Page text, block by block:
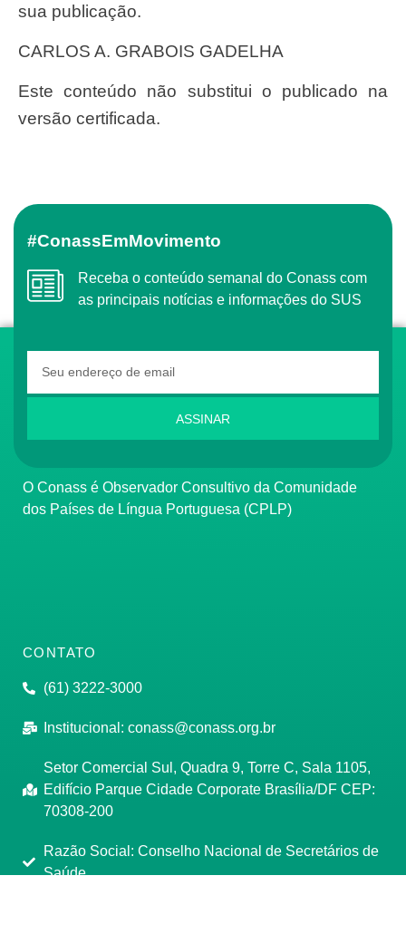
sua publicação.
CARLOS A. GRABOIS GADELHA
Este conteúdo não substitui o publicado na
versão certificada.
#ConassEmMovimento
Receba o conteúdo semanal do Conass com
as principais notícias e informações do SUS
ASSINAR
O Conass é Observador Consultivo da Comunidade
dos Países de Língua Portuguesa (CPLP)
CONTATO
(61) 3222-3000
Institucional: conass@conass.org.br
Setor Comercial Sul, Quadra 9, Torre C, Sala 1105,
Edifício Parque Cidade Corporate Brasília/DF CEP:
70308-200
Razão Social: Conselho Nacional de Secretários de
Saúde